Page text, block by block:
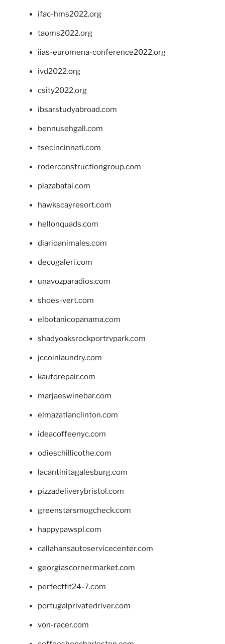
ifac-hms2022.org
taoms2022.org
iias-euromena-conference2022.org
ivd2022.org
csity2022.org
ibsarstudyabroad.com
bennusehgall.com
tsecincinnati.com
roderconstructiongroup.com
plazabatai.com
hawkscayresort.com
hellonquads.com
diarioanimales.com
decogaleri.com
unavozparadios.com
shoes-vert.com
elbotanicopanama.com
shadyoaksrockportrvpark.com
jccoinlaundry.com
kautorepair.com
marjaeswinebar.com
elmazatlanclinton.com
ideacoffeenyc.com
odieschillicothe.com
lacantinitagalesburg.com
pizzadeliverybristol.com
greenstarsmogcheck.com
happypawspl.com
callahansautoservicecenter.com
georgiascornermarket.com
perfectfit24-7.com
portugalprivatedriver.com
von-racer.com